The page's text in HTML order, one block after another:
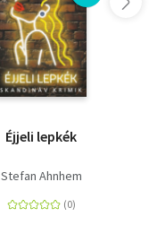
Éjjeli lepkék
Stefan Ahnhem